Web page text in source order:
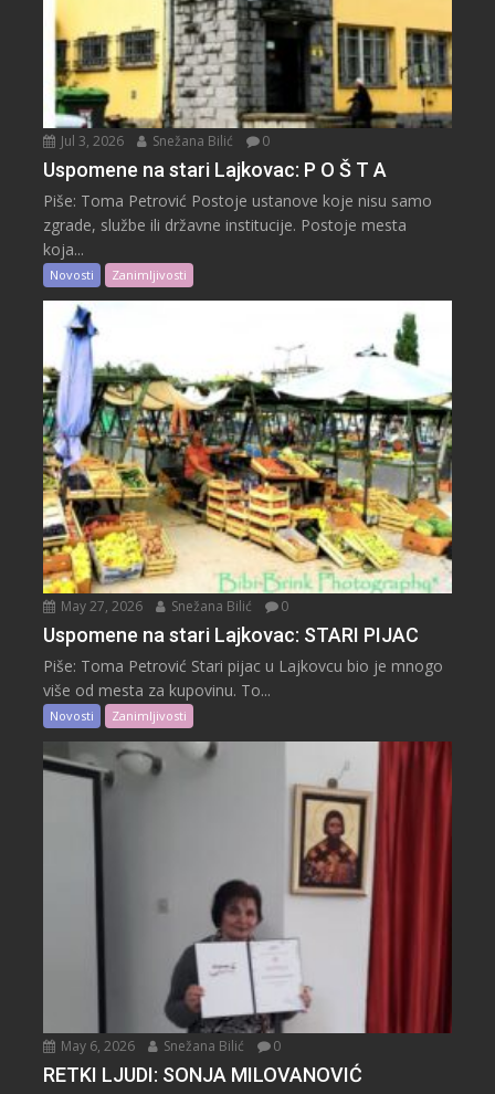
Jul 3, 2026 Snežana Bilić 0
Uspomene na stari Lajkovac: P O Š T A
Piše: Toma Petrović Postoje ustanove koje nisu samo
zgrade, službe ili državne institucije. Postoje mesta
koja...
Novosti Zanimljivosti
May 27, 2026 Snežana Bilić 0
Uspomene na stari Lajkovac: STARI PIJAC
Piše: Toma Petrović Stari pijac u Lajkovcu bio je mnogo
više od mesta za kupovinu. To...
Novosti Zanimljivosti
May 6, 2026 Snežana Bilić 0
RETKI LJUDI: SONJA MILOVANOVIĆ